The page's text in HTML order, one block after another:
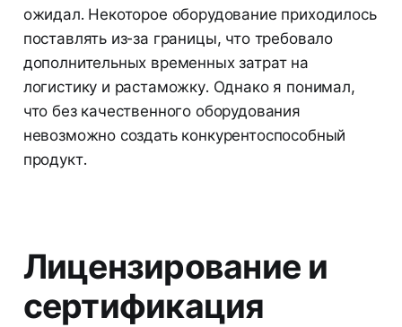
ожидал. Некоторое оборудование приходилось
поставлять из-за границы, что требовало
дополнительных временных затрат на
логистику и растаможку. Однако я понимал,
что без качественного оборудования
невозможно создать конкурентоспособный
продукт.
Лицензирование и
сертификация